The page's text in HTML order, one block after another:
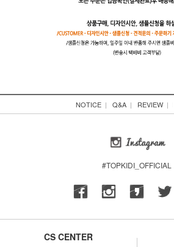
NOTICE| Q&A| REVIEW|
#TOPKIDI_OFFICIAL
CS CENTER